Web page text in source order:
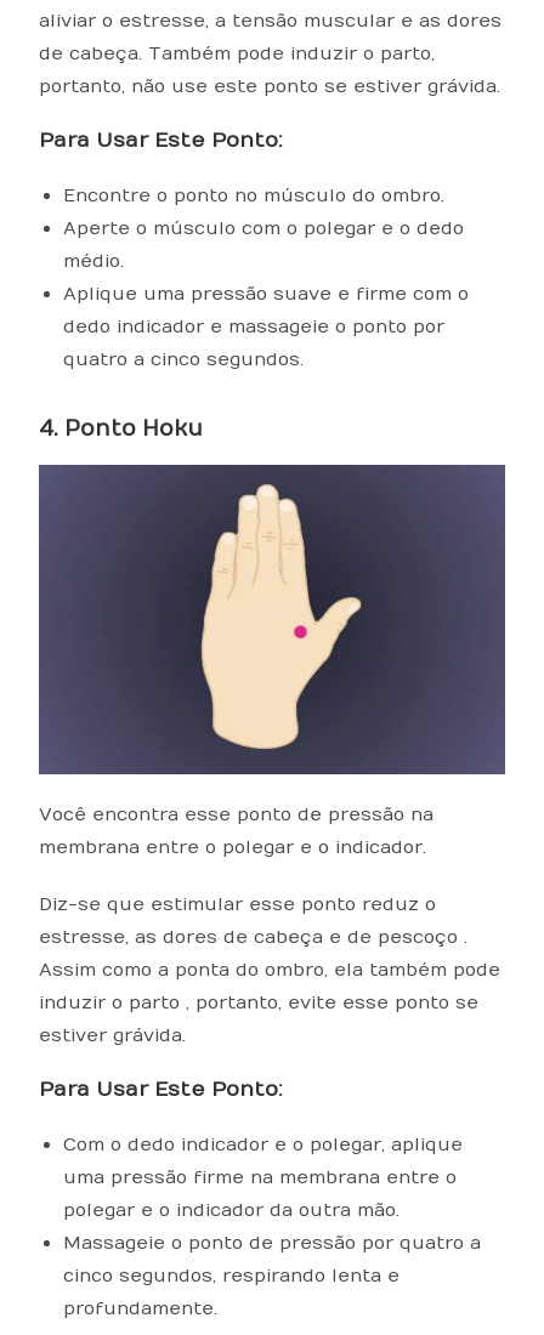
aliviar o estresse, a tensão muscular e as dores
de cabeça. Também pode induzir o parto,
portanto, não use este ponto se estiver grávida.
Para Usar Este Ponto:
Encontre o ponto no músculo do ombro.
Aperte o músculo com o polegar e o dedo
médio.
Aplique uma pressão suave e firme com o
dedo indicador e massageie o ponto por
quatro a cinco segundos.
4. Ponto Hoku
Você encontra esse ponto de pressão na
membrana entre o polegar e o indicador.
Diz-se que estimular esse ponto reduz o
estresse, as dores de cabeça e de pescoço .
Assim como a ponta do ombro, ela também pode
induzir o parto , portanto, evite esse ponto se
estiver grávida.
Para Usar Este Ponto:
Com o dedo indicador e o polegar, aplique
uma pressão firme na membrana entre o
polegar e o indicador da outra mão.
Massageie o ponto de pressão por quatro a
cinco segundos, respirando lenta e
profundamente.